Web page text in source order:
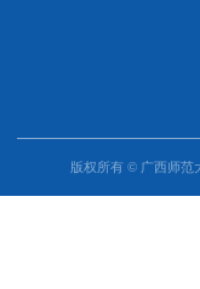
版权所有 © 广西师范